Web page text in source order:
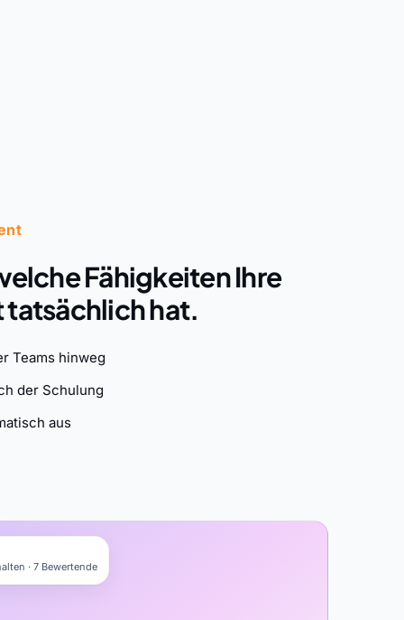
Fähigkeiten Ihre
hat.
Teams hinweg
der Schulung
aus
· 7 Bewertende